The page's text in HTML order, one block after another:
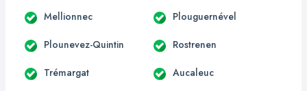
Mellionnec Plouguernével
Plounevez-Quintin Rostrenen
Trémargat Aucaleuc